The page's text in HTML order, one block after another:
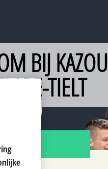
BIJ KAZOU
TIELT